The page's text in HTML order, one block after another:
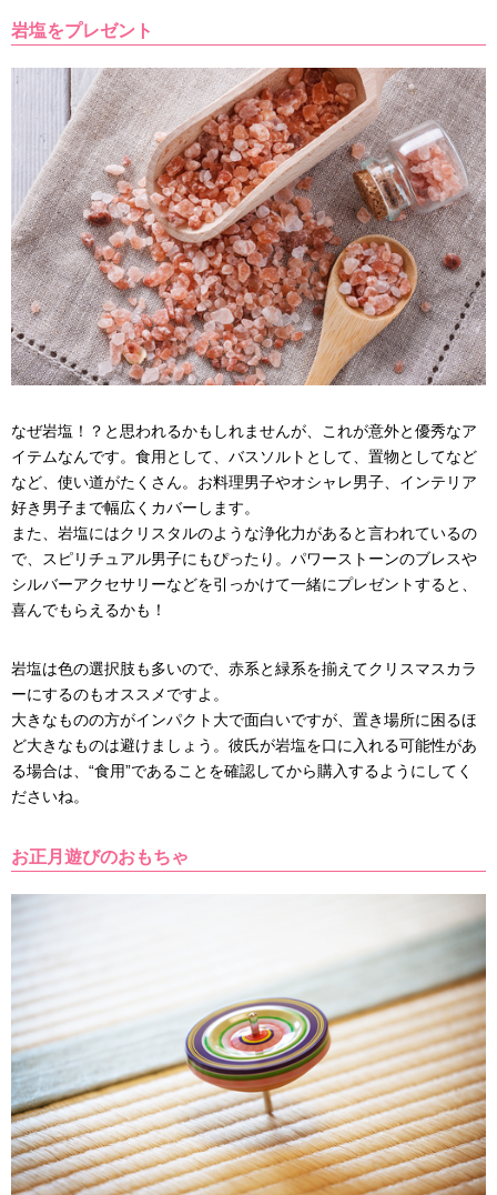
岩塩をプレゼント
なぜ岩塩！？と思われるかもしれませんが、これが意外と優秀なア
イテムなんです。食用として、バスソルトとして、置物としてなど
など、使い道がたくさん。お料理男子やオシャレ男子、インテリア
好き男子まで幅広くカバーします。
また、岩塩にはクリスタルのような浄化力があると言われているの
で、スピリチュアル男子にもぴったり。パワーストーンのブレスや
シルバーアクセサリーなどを引っかけて一緒にプレゼントすると、
喜んでもらえるかも！
岩塩は色の選択肢も多いので、赤系と緑系を揃えてクリスマスカラ
ーにするのもオススメですよ。
大きなものの方がインパクト大で面白いですが、置き場所に困るほ
ど大きなものは避けましょう。彼氏が岩塩を口に入れる可能性があ
る場合は、“食用”であることを確認してから購入するようにしてく
ださいね。
お正月遊びのおもちゃ